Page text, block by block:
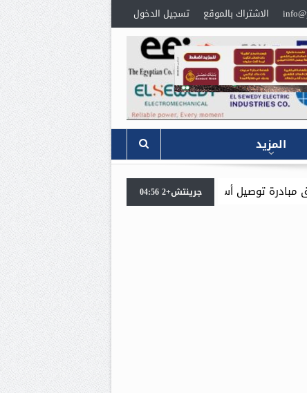
الاشتراك بالموقع تسجيل الدخول
المزيد
عبر الخط الساخن (19492) بالتعاون مع شركة بوتاجاسكو
جرينتش+2 04:56